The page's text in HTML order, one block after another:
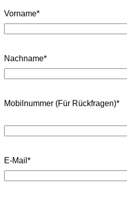
Vorname*
Nachname*
Mobilnummer (Für Rückfragen)*
E-Mail*